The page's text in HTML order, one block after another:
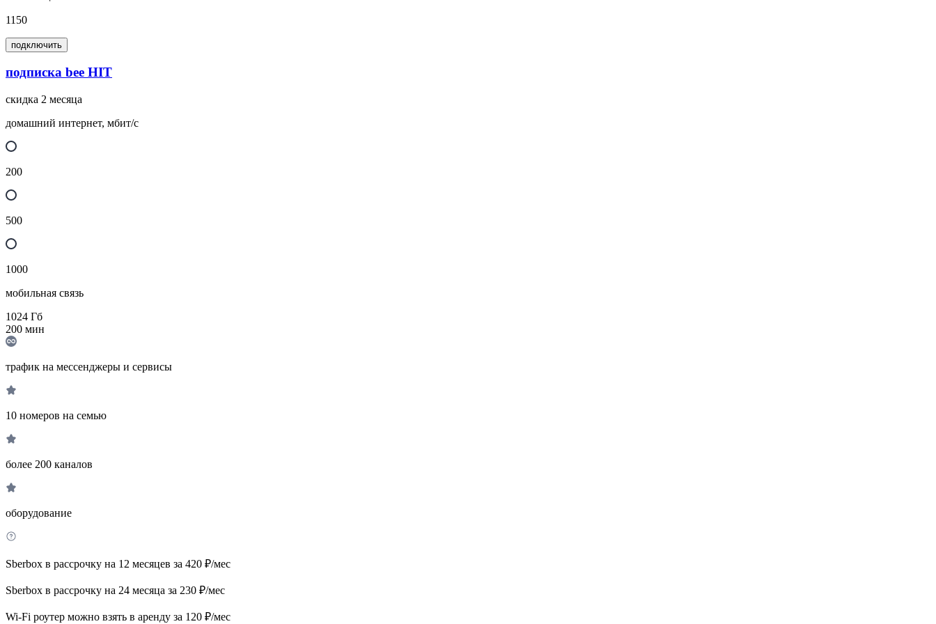
1150
подключить
подписка bee HIT
скидка 2 месяца
домашний интернет, мбит/с
200
500
1000
мобильная связь
1024 Гб
200 мин
трафик на мессенджеры и сервисы
10 номеров на семью
более 200 каналов
оборудование
Sberbox в рассрочку на 12 месяцев за 420 ₽/мес
Sberbox в рассрочку на 24 месяца за 230 ₽/мес
Wi-Fi роутер можно взять в аренду за 120 ₽/мес